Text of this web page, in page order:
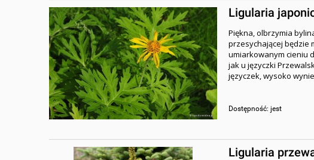
Ligularia
Piękna, olbrzymia
przesychającej będzie
umiarkowanym cieniu
jak u języczki
języczek, wysoko
Dostępność: jest
Ligularia